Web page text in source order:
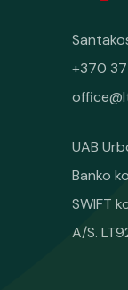
+370
UAB
Banko
SWIFT
A/S.